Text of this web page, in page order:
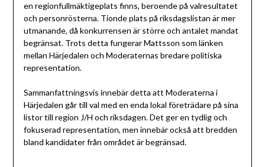
en regionfullmäktigeplats finns, beroende på valresultatet
och personrösterna. Tionde plats på riksdagslistan är mer
utmanande, då konkurrensen är större och antalet mandat
begränsat. Trots detta fungerar Mattsson som länken
mellan Härjedalen och Moderaternas bredare politiska
representation.
Sammanfattningsvis innebär detta att Moderaterna i
Härjedalen går till val med en enda lokal företrädare på sina
listor till region J/H och riksdagen. Det ger en tydlig och
fokuserad representation, men innebär också att bredden
bland kandidater från området är begränsad.